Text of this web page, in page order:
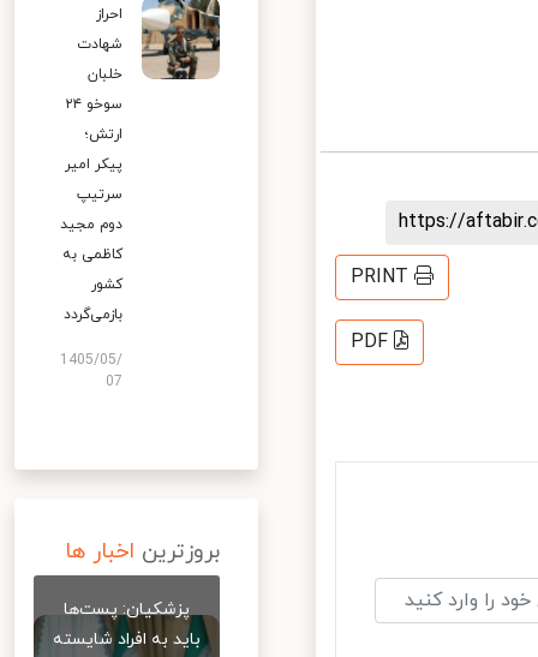
https://
PRINT
PDF
احراز
شهادت
خلبان
سوخو ۲۴
ارتش؛
پیکر امیر
سرتیپ
دوم مجید
کاظمی به
کشور
بازمی‌گردد
1405/05/
07
بروزترین اخبار ها
پزشکیان: پست‌ها
باید به افراد شایسته